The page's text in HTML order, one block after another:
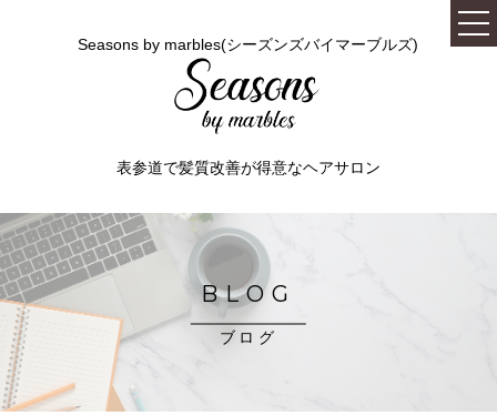
Seasons by marbles(シーズンズバイマーブルズ)
表参道で髪質改善が得意なヘアサロン
BLOG
ブログ